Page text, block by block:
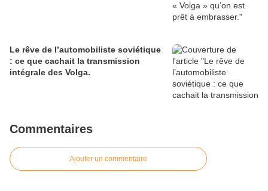
Le rêve de l’automobiliste soviétique
: ce que cachait la transmission
intégrale des Volga.
Commentaires
Ajouter un commentaire